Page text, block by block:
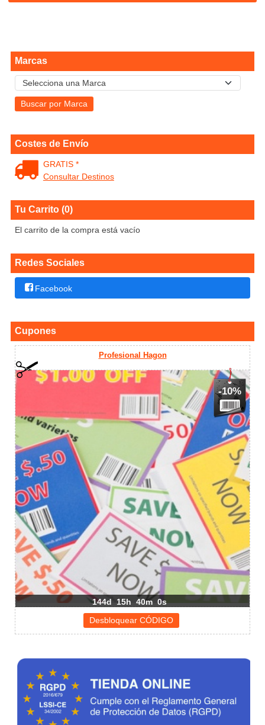
Marcas
Costes de Envío
GRATIS *
Consultar Destinos
Tu Carrito (0)
El carrito de la compra está vacío
Redes Sociales
Facebook
Cupones
Profesional Hagon
-10%
144d 15h 40m 0s